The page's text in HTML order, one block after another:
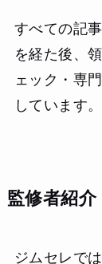
すべての記
を経た後、
ェック・専
しています。
監修者紹介
ジムセレで